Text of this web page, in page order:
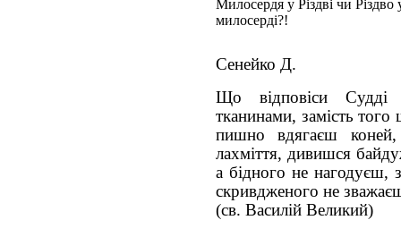
Милосердя у Різдві чи Різдво
милосерді?!
Сенейко Д.
Що відповіси Судді
тканинами, замість
пишно вдягаєш
лахміття, дивишся
а бідного не нагодуєш,
скривдженого не
(св. Василій Великий)